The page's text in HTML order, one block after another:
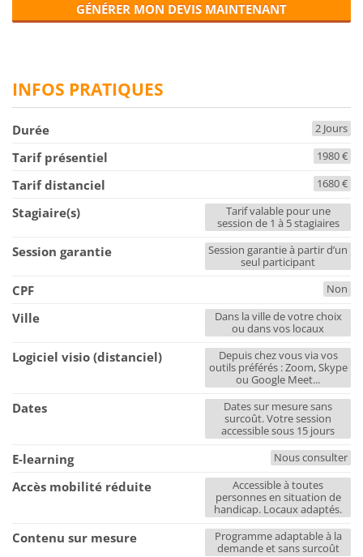
GÉNÉRER MON DEVIS MAINTENANT
INFOS PRATIQUES
Durée 2 Jours
Tarif présentiel 1980 €
Tarif distanciel 1680 €
Stagiaire(s)
Tarif valable pour une
session de 1 à 5 stagiaires
Session garantie
Session garantie à partir d’un
seul participant
CPF Non
Ville
Dans la ville de votre choix
ou dans vos locaux
Logiciel visio (distanciel)
Depuis chez vous via vos
outils préférés : Zoom, Skype
ou Google Meet...
Dates
Dates sur mesure sans
surcoût. Votre session
accessible sous 15 jours
E-learning Nous consulter
Accès mobilité réduite
Accessible à toutes
personnes en situation de
handicap. Locaux adaptés.
Contenu sur mesure
Programme adaptable à la
demande et sans surcoût